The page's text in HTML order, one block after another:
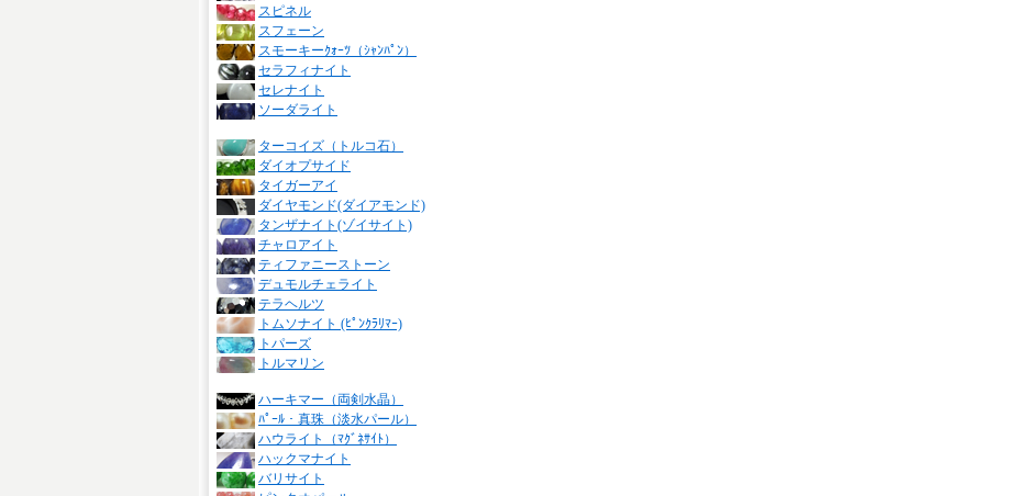
スピネル
スフェーン
スモーキーｸｫｰﾂ（ｼｬﾝﾊﾟﾝ）
セラフィナイト
セレナイト
ソーダライト
ターコイズ（トルコ石）
ダイオプサイド
タイガーアイ
ダイヤモンド(ダイアモンド)
タンザナイト(ゾイサイト)
チャロアイト
ティファニーストーン
デュモルチェライト
テラヘルツ
トムソナイト (ﾋﾟﾝｸﾗﾘﾏｰ)
トパーズ
トルマリン
ハーキマー（両剣水晶）
ﾊﾟｰﾙ・真珠（淡水パール）
ハウライト（ﾏｸﾞﾈｻｲﾄ）
ハックマナイト
バリサイト